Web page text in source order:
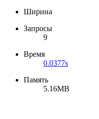
Ширина
Запросы
9
Время
0.0377s
Память
5.16MB